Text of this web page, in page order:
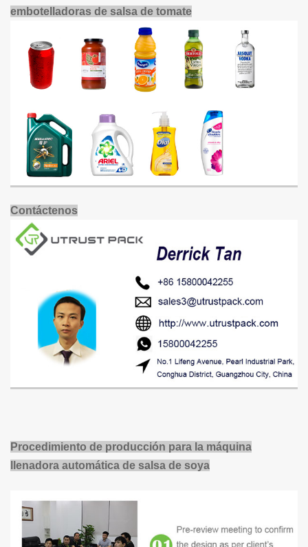
embotelladoras de salsa de tomate
Contáctenos
Procedimiento de producción para la máquina
llenadora automática de salsa de soya